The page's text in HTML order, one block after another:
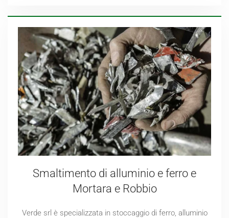
Smaltimento di alluminio e ferro e
Mortara e Robbio
Verde srl è specializzata in stoccaggio di ferro, alluminio